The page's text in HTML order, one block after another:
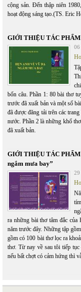
cộng sản. Đến thập niên
hoạt động sáng tạo.(TS. Eric
GIỚI THIỆU TÁC PHẨM
06
bốn câu. Phần 1: 80 bài thơ
trước đã xuất bản và một số
đã được đăng tải trên các
nước. Phần 2 là những khổ
đã xuất bản.
GIỚI THIỆU TÁC PHẨM
ngắm mưa bay”
29
ra những bài thơ tâm đắc
năm trước đây. Những tập
gồm có 100 bài thơ lọc ra
thơ. Từ nay về sau tôi tiếp
nếu bất chợt có cảm hứng thì